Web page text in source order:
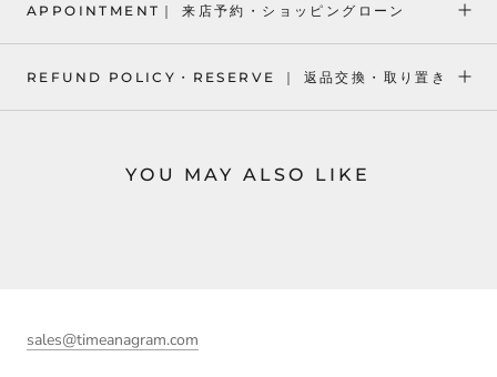
APPOINTMENT｜ 来店予約・ショッピングローン
REFUND POLICY・RESERVE ｜ 返品交換・取り置き
YOU MAY ALSO LIKE
sales@timeanagram.com